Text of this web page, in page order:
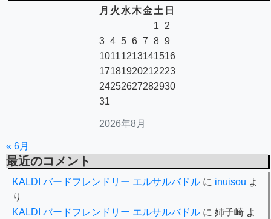
2026年8月
月 火 水木金 土 日
1
2
3 4 5 6 7 8 9
10111213141516
17181920212223
24252627282930
31
« 6月
最近のコメント
KALDI バードフレンドリー エルサルバドル に inuisou よ
り
KALDI バードフレンドリー エルサルバドル に 姉子崎 よ